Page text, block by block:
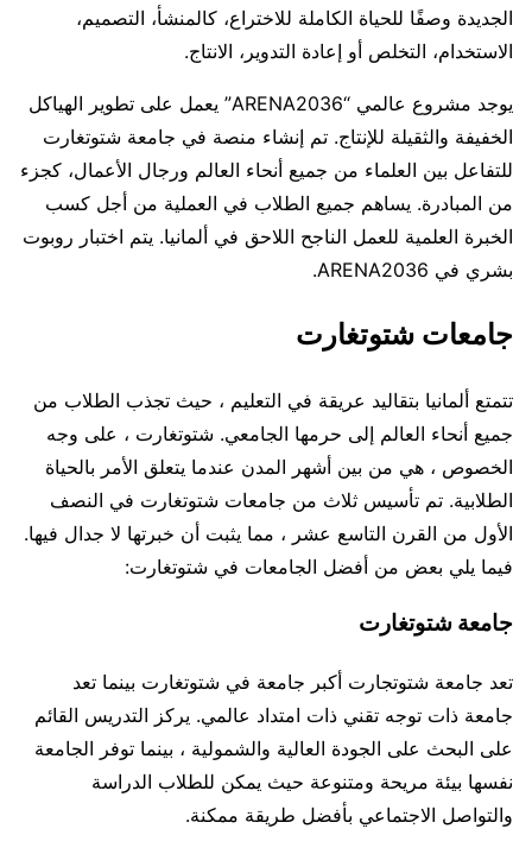
الجديدة وصفًا للحياة الكاملة للاختراع، كالمنشأ، التصميم،
الاستخدام، التخلص أو إعادة التدوير، الانتاج.
يوجد مشروع عالمي “ARENA2036” يعمل على تطوير الهياكل
الخفيفة والثقيلة للإنتاج. تم إنشاء منصة في جامعة شتوتغارت
للتفاعل بين العلماء من جميع أنحاء العالم ورجال الأعمال، كجزء
من المبادرة. يساهم جميع الطلاب في العملية من أجل كسب
الخبرة العلمية للعمل الناجح اللاحق في ألمانيا. يتم اختبار روبوت
بشري في ARENA2036.
جامعات شتوتغارت
تتمتع ألمانيا بتقاليد عريقة في التعليم ، حيث تجذب الطلاب من
جميع أنحاء العالم إلى حرمها الجامعي. شتوتغارت ، على وجه
الخصوص ، هي من بين أشهر المدن عندما يتعلق الأمر بالحياة
الطلابية. تم تأسيس ثلاث من جامعات شتوتغارت في النصف
الأول من القرن التاسع عشر ، مما يثبت أن خبرتها لا جدال فيها.
فيما يلي بعض من أفضل الجامعات في شتوتغارت:
جامعة شتوتغارت
تعد جامعة شتوتجارت أكبر جامعة في شتوتغارت بينما تعد
جامعة ذات توجه تقني ذات امتداد عالمي. يركز التدريس القائم
على البحث على الجودة العالية والشمولية ، بينما توفر الجامعة
نفسها بيئة مريحة ومتنوعة حيث يمكن للطلاب الدراسة
والتواصل الاجتماعي بأفضل طريقة ممكنة.